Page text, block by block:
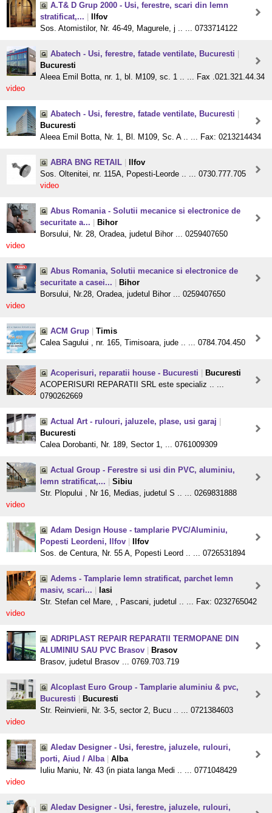
A.T& D Grup 2000 - Usi, ferestre, scari din lemn
stratificat,...
Ilfov
Sos. Atomistilor, Nr. 46-49, Magurele, j .. ... 0733714122
Abatech - Usi, ferestre, fatade ventilate, Bucuresti
Bucuresti
Aleea Emil Botta, nr. 1, bl. M109, sc. 1 .. ... Fax .021.321.44.34
video
Abatech - Usi, ferestre, fatade ventilate, Bucuresti
Bucuresti
Aleea Emil Botta, Nr. 1, Bl. M109, Sc. A .. ... Fax: 0213214434
ABRA BNG RETAIL
Ilfov
Sos. Oltenitei, nr. 115A, Popesti-Leorde .. ... 0730.777.705
video
Abus Romania - Solutii mecanice si electronice de
securitate a...
Bihor
Borsului, Nr. 28, Oradea, judetul Bihor ... 0259407650
video
Abus Romania, Solutii mecanice si electronice de
securitate a casei...
Bihor
Borsului, Nr.28, Oradea, judetul Bihor ... 0259407650
video
ACM Grup
Timis
Calea Sagului , nr. 165, Timisoara, jude .. ... 0784.704.450
Acoperisuri, reparatii house - Bucuresti
Bucuresti
ACOPERISURI REPARATII SRL este specializ .. ...
0790262669
Actual Art - rulouri, jaluzele, plase, usi garaj
Bucuresti
Calea Dorobanti, Nr. 189, Sector 1, ... 0761009309
Actual Group - Ferestre si usi din PVC, aluminiu,
lemn stratificat,...
Sibiu
Str. Plopului , Nr 16, Medias, judetul S .. ... 0269831888
video
Adam Design House - tamplarie PVC/Aluminiu,
Popesti Leordeni, Ilfov
Ilfov
Sos. de Centura, Nr. 55 A, Popesti Leord .. ... 0726531894
Adems - Tamplarie lemn stratificat, parchet lemn
masiv, scari...
Iasi
Str. Stefan cel Mare, , Pascani, judetul .. ... Fax: 0232765042
video
ADRIPLAST REPAIR REPARATII TERMOPANE DIN
ALUMINIU SAU PVC Brasov
Brasov
Brasov, judetul Brasov ... 0769.703.719
Alcoplast Euro Group - Tamplarie aluminiu & pvc,
Bucuresti
Bucuresti
Str. Reinvierii, Nr. 3-5, sector 2, Bucu .. ... 0721384603
video
Aledav Designer - Usi, ferestre, jaluzele, rulouri,
porti, Aiud / Alba
Alba
Iuliu Maniu, Nr. 43 (in piata langa Medi .. ... 0771048429
video
Aledav Designer - Usi, ferestre, jaluzele, rulouri,